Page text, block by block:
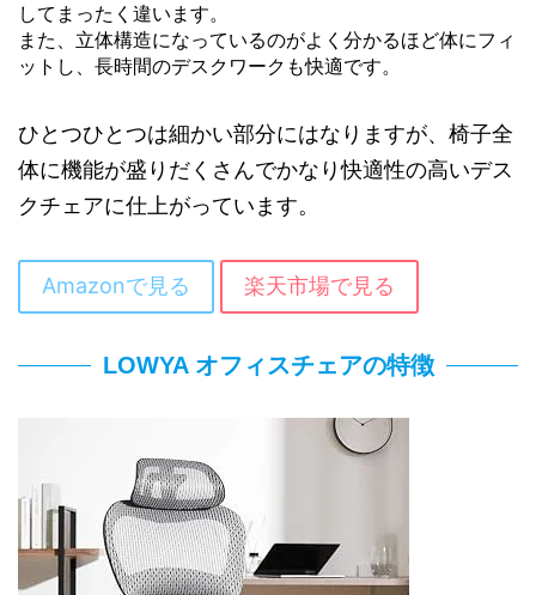
してまったく違います。
また、立体構造になっているのがよく分かるほど体にフィ
ットし、長時間のデスクワークも快適です。
ひとつひとつは細かい部分にはなりますが、椅子全
体に機能が盛りだくさんでかなり快適性の高いデス
クチェアに仕上がっています。
Amazonで見る 楽天市場で見る
LOWYA オフィスチェアの特徴